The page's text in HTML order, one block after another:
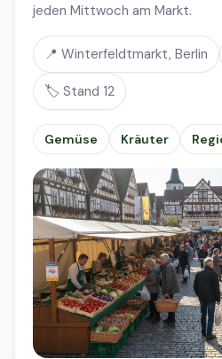
jeden Mittwoch am Markt.
📍 Winterfeldtmarkt, Berlin
🏷️ Stand 12
Gemüse Kräuter